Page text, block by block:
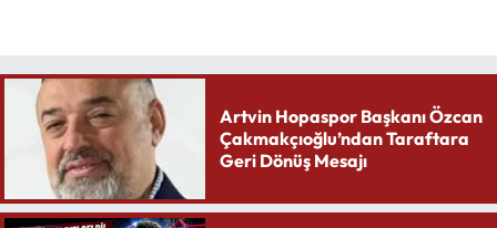
Artvin Hopaspor Başkanı Özcan
Çakmakçıoğlu’ndan Taraftara
Geri Dönüş Mesajı